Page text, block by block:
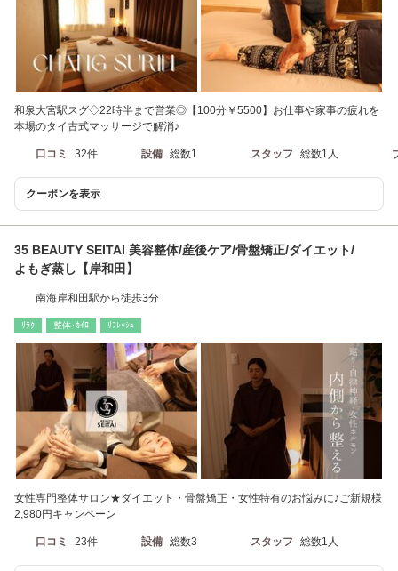
和泉大宮駅スグ◇22時半まで営業◎【100分￥5500】お仕事や家事の疲れを
本場のタイ古式マッサージで解消♪
口コミ 32件 設備 総数1 スタッフ 総数1人
クーポンを表示
35 BEAUTY SEITAI 美容整体/産後ケア/骨盤矯正/ダイエット/
よもぎ蒸し【岸和田】
南海岸和田駅から徒歩3分
ﾘﾗｸ 整体･ｶｲﾛ ﾘﾌﾚｯｼｭ
女性専門整体サロン★ダイエット・骨盤矯正・女性特有のお悩みに♪ご新規様
2,980円キャンペーン
口コミ 23件 設備 総数3 スタッフ 総数1人